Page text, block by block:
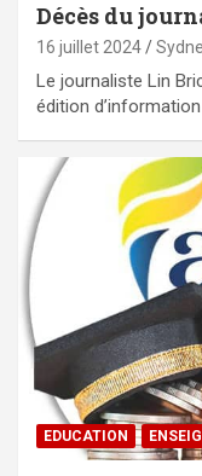
Décès du
16 juillet 2024
Le journaliste Lin
édition
EDUCATION